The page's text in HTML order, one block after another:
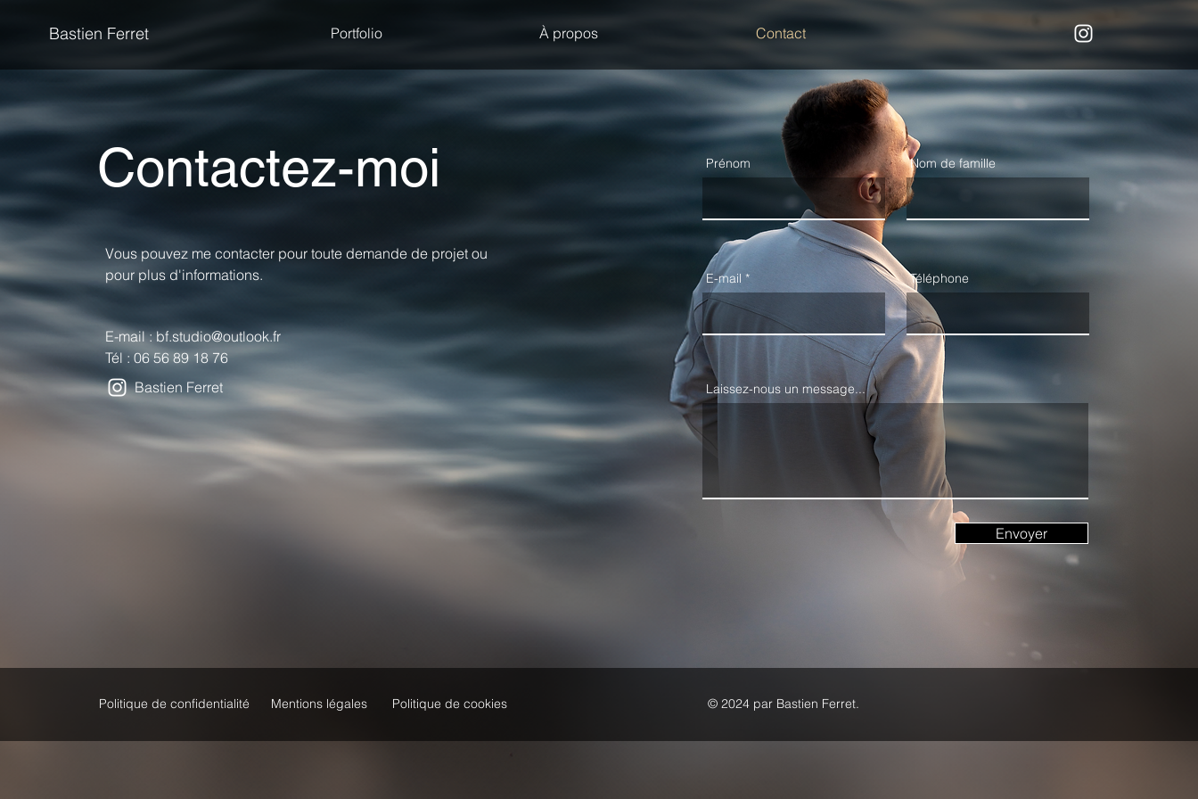
Bastien Ferret Portfolio À propos Contact
Contactez-moi
Vous pouvez me contacter pour toute demande de projet ou
pour plus d'informations.
E-mail :bf.studio@outlook.fr
Tél : 06 56 89 18 76
Bastien Ferret
Prénom Nom de famille
E-mail Téléphone
Laissez-nous un message...
Envoyer
Politique de confidentialité Mentions légales Politique de cookies © 2024 par Bastien Ferret.